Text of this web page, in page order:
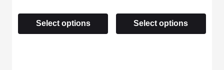
Select options Select options